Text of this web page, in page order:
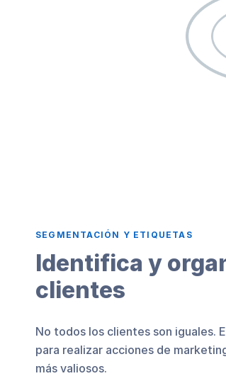
SEGMENTACIÓN Y ETIQUETAS
Identifica y
clientes
No todos los clientes son iguales.
para realizar acciones de
más valiosos.